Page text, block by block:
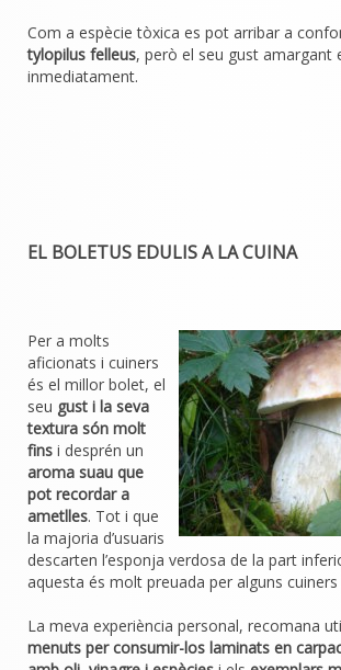
Com a espècie tòxica es pot arribar a
tylopilus felleus, però el seu gust amargant
inmediatament.
EL BOLETUS EDULIS A LA CUINA
Per a molts
aficionats i cuiners
és el millor bolet, el
seu gust i la seva
textura són molt
fins i desprén un
aroma suau que
pot recordar a
ametlles. Tot i que
la majoria d’usuaris
descarten l’esponja verdosa de la part
aquesta és molt preuada per alguns
La meva experiència personal, recomana
menuts per consumir-los laminats en